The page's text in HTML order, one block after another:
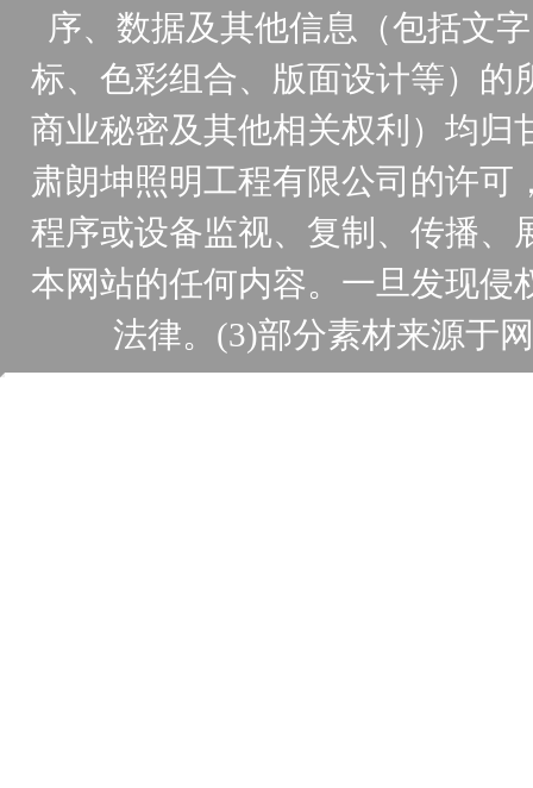
序、数据及其他信息（包括文
标、色彩组合、版面设计等）的
商业秘密及其他相关权利）均归
肃朗坤照明工程有限公司的许
程序或设备监视、复制、传播、
本网站的任何内容。一旦发现侵
法律。(3)部分素材来源于